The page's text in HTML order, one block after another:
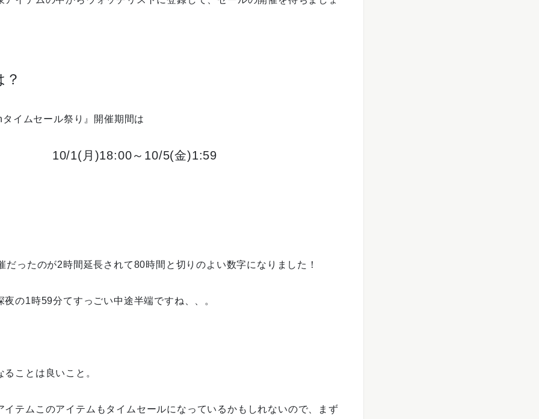
イムセール祭り』開催期間は
10/1(月)18:00～10/5(金)1:59
だったのが2時間延長されて80時間と切りのよい数字になりました！
夜の1時59分てすっごい中途半端ですね、、。
ことは良いこと。
イテムこのアイテムもタイムセールになっているかもしれないので、まず